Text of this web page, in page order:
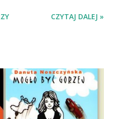
wizytę zapoznawczą, a kilka
TUTAJ i TUTAJ . Gdy już
z psem, a Amber - z
na wspólny jesienny
CZYTAJ DALEJ »